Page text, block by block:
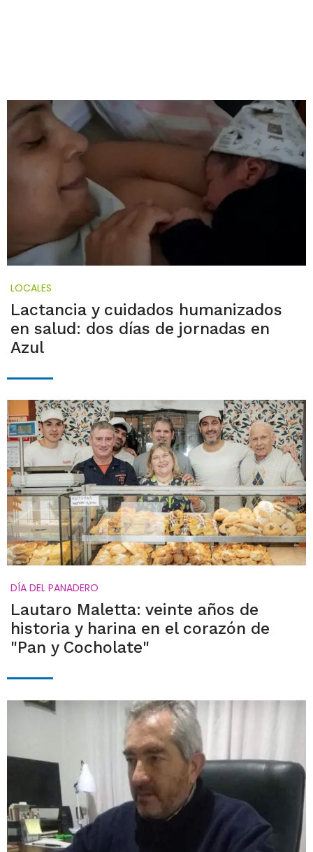
LOCALES
Lactancia y cuidados humanizados
en salud: dos días de jornadas en
Azul
DÍA DEL PANADERO
Lautaro Maletta: veinte años de
historia y harina en el corazón de
"Pan y Cocholate"